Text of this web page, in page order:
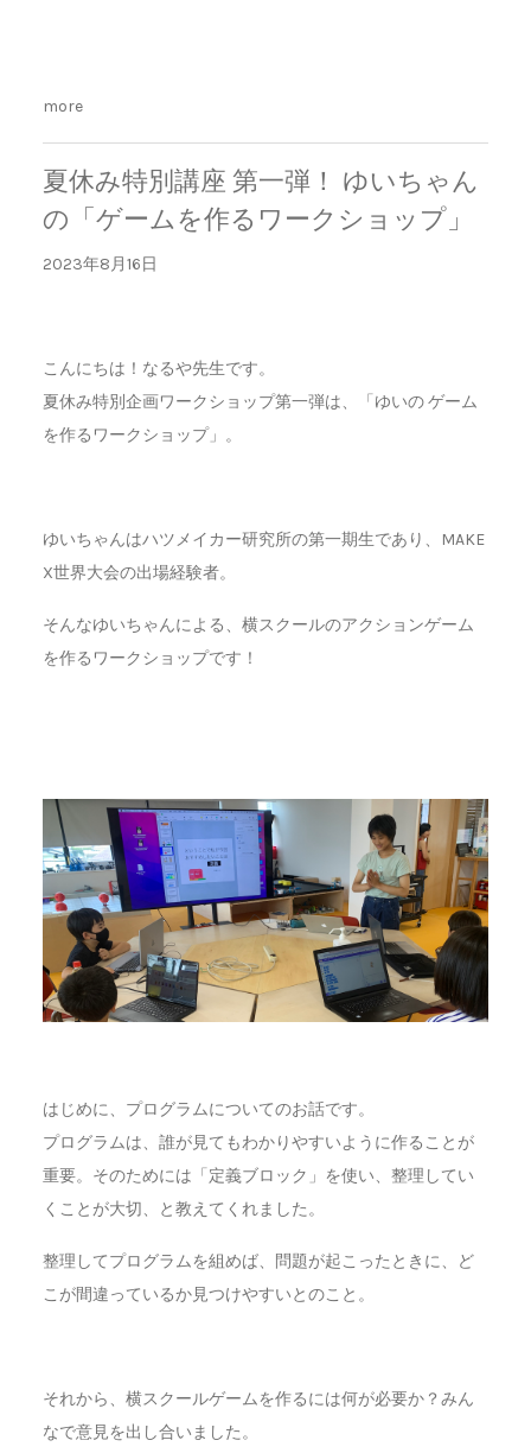
more
夏休み特別講座 第一弾！ ゆいちゃん
の「ゲームを作るワークショップ」
2023年8月16日
こんにちは！なるや先生です。
夏休み特別企画ワークショップ第一弾は、「ゆいの ゲーム
を作るワークショップ」。
ゆいちゃんはハツメイカー研究所の第一期生であり、MAKE
X世界大会の出場経験者。
そんなゆいちゃんによる、横スクールのアクションゲーム
を作るワークショップです！
はじめに、プログラムについてのお話です。
プログラムは、誰が見てもわかりやすいように作ることが
重要。そのためには「定義ブロック」を使い、整理してい
くことが大切、と教えてくれました。
整理してプログラムを組めば、問題が起こったときに、ど
こが間違っているか見つけやすいとのこと。
それから、横スクールゲームを作るには何が必要か？みん
なで意見を出し合いました。